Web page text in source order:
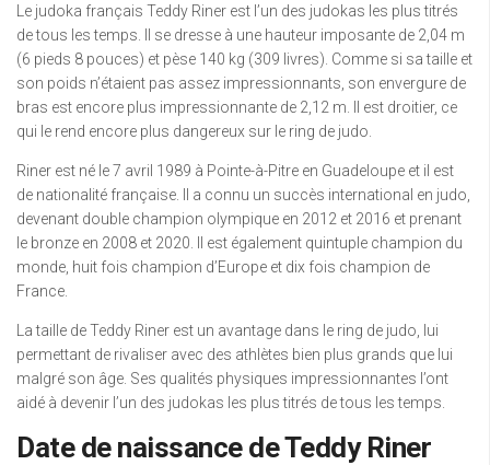
Le judoka français Teddy Riner est l’un des judokas les plus titrés
de tous les temps. Il se dresse à une hauteur imposante de 2,04 m
(6 pieds 8 pouces) et pèse 140 kg (309 livres). Comme si sa taille et
son poids n’étaient pas assez impressionnants, son envergure de
bras est encore plus impressionnante de 2,12 m. Il est droitier, ce
qui le rend encore plus dangereux sur le ring de judo.
Riner est né le 7 avril 1989 à Pointe-à-Pitre en Guadeloupe et il est
de nationalité française. Il a connu un succès international en judo,
devenant double champion olympique en 2012 et 2016 et prenant
le bronze en 2008 et 2020. Il est également quintuple champion du
monde, huit fois champion d’Europe et dix fois champion de
France.
La taille de Teddy Riner est un avantage dans le ring de judo, lui
permettant de rivaliser avec des athlètes bien plus grands que lui
malgré son âge. Ses qualités physiques impressionnantes l’ont
aidé à devenir l’un des judokas les plus titrés de tous les temps.
Date de naissance de Teddy Riner